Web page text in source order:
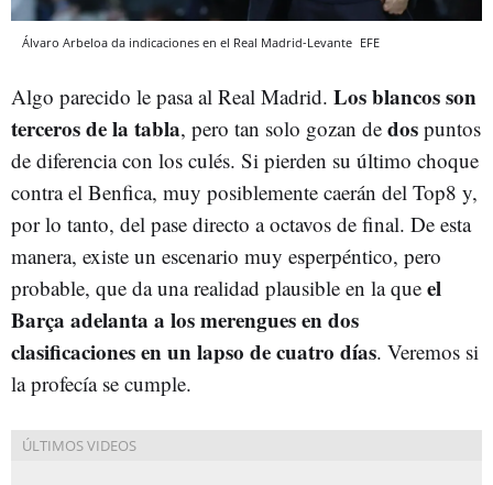
Álvaro Arbeloa da indicaciones en el Real Madrid-Levante EFE
Algo parecido le pasa al Real Madrid. Los blancos son
terceros de la tabla, pero tan solo gozan de dos puntos
de diferencia con los culés. Si pierden su último choque
contra el Benfica, muy posiblemente caerán del Top8 y,
por lo tanto, del pase directo a octavos de final. De esta
manera, existe un escenario muy esperpéntico, pero
probable, que da una realidad plausible en la que el
Barça adelanta a los merengues en dos
clasificaciones en un lapso de cuatro días. Veremos si
la profecía se cumple.